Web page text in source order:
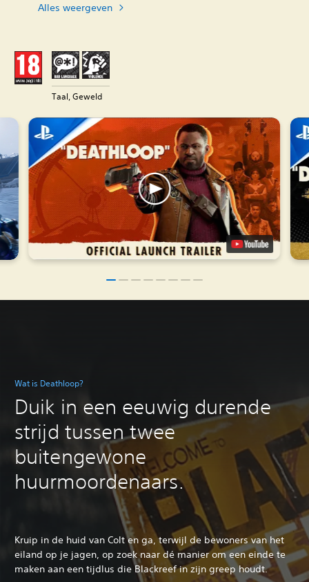
Alles weergeven
Taal, Geweld
Wat is Deathloop?
Duik in een eeuwig durende
strijd tussen twee
buitengewone
huurmoordenaars.
Kruip in de huid van Colt en ga, terwijl de bewoners van het
eiland op je jagen, op zoek naar dé manier om een einde te
maken aan een tijdlus die Blackreef in zijn greep houdt.